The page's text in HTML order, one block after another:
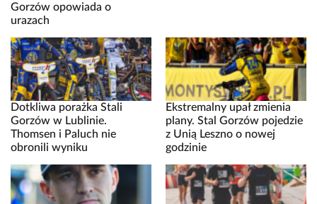
Gorzów opowiada o
urazach
Dotkliwa porażka Stali
Gorzów w Lublinie.
Thomsen i Paluch nie
obronili wyniku
Ekstremalny upał zmienia
plany. Stal Gorzów pojedzie
z Unią Leszno o nowej
godzinie